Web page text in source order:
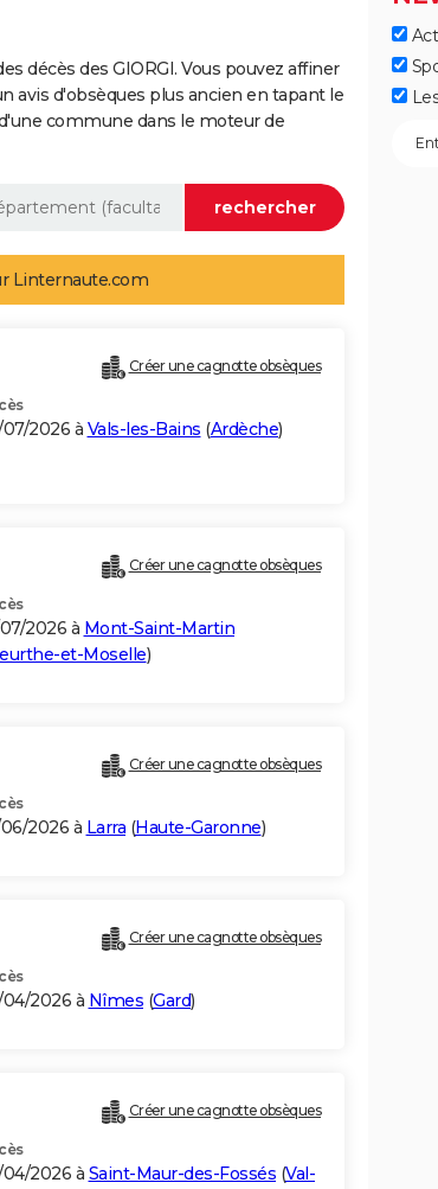
décès des GIORGI. Vous pouvez affiner
avis d'obsèques plus ancien en tapant le
commune dans le moteur de
Linternaute.com
Créer une cagnotte obsèques
2026 à Vals-les-Bains (Ardèche)
Créer une cagnotte obsèques
2026 à Mont-Saint-Martin
et-Moselle)
Créer une cagnotte obsèques
2026 à Larra (Haute-Garonne)
Créer une cagnotte obsèques
04/2026 à Nîmes (Gard)
Créer une cagnotte obsèques
04/2026 à Saint-Maur-des-Fossés (Val-